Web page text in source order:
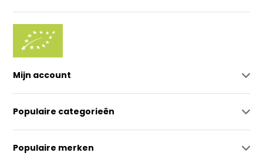
Mijn account
Populaire categorieën
Populaire merken